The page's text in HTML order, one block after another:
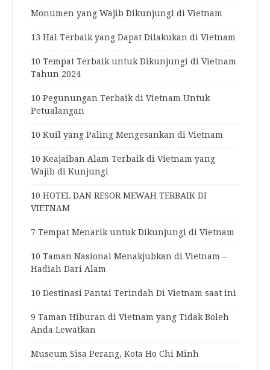
Monumen yang Wajib Dikunjungi di Vietnam
13 Hal Terbaik yang Dapat Dilakukan di Vietnam
10 Tempat Terbaik untuk Dikunjungi di Vietnam
Tahun 2024
10 Pegunungan Terbaik di Vietnam Untuk
Petualangan
10 Kuil yang Paling Mengesankan di Vietnam
10 Keajaiban Alam Terbaik di Vietnam yang
Wajib di Kunjungi
10 HOTEL DAN RESOR MEWAH TERBAIK DI
VIETNAM
7 Tempat Menarik untuk Dikunjungi di Vietnam
10 Taman Nasional Menakjubkan di Vietnam –
Hadiah Dari Alam
10 Destinasi Pantai Terindah Di Vietnam saat ini
9 Taman Hiburan di Vietnam yang Tidak Boleh
Anda Lewatkan
Museum Sisa Perang, Kota Ho Chi Minh